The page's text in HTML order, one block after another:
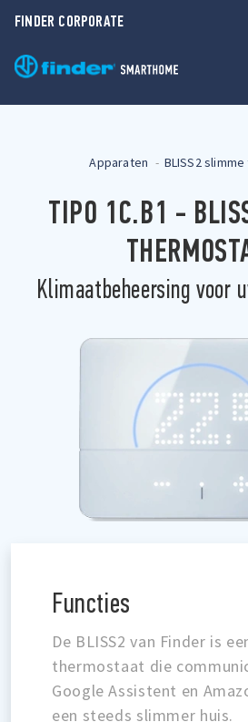
FINDER CORPORATE
Apparaten BLISS2
TIPO 1C.B1 -
Klimaatbeheersing voor
Functies
De BLISS2 van Finder is
thermostaat die
Google Assistent en
een steeds slimmer huis.